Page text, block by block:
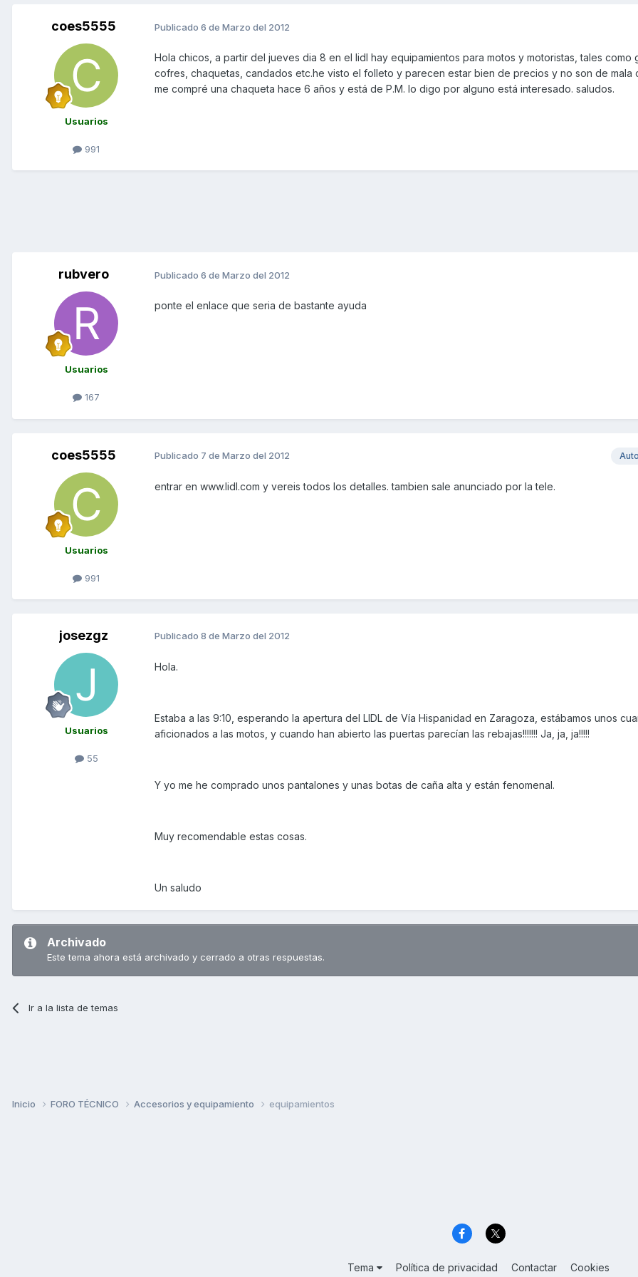
coes5555
Usuarios
991
Publicado 6 de Marzo del 2012
Hola chicos, a partir del jueves dia 8 en el lidl hay equipamientos para motos y motoristas, tales como
cofres, chaquetas, candados etc.he visto el folleto y parecen estar bien de precios y no son de mala
me compré una chaqueta hace 6 años y está de P.M. lo digo por alguno está interesado. saludos.
rubvero
Usuarios
167
Publicado 6 de Marzo del 2012
ponte el enlace que seria de bastante ayuda
coes5555
Usuarios
991
Publicado 7 de Marzo del 2012
entrar en www.lidl.com y vereis todos los detalles. tambien sale anunciado por la tele.
josezgz
Usuarios
55
Publicado 8 de Marzo del 2012
Hola.
Estaba a las 9:10, esperando la apertura del LIDL de Vía Hispanidad en Zaragoza, estábamos unos
aficionados a las motos, y cuando han abierto las puertas parecían las rebajas!!!!!!! Ja, ja, ja!!!!!
Y yo me he comprado unos pantalones y unas botas de caña alta y están fenomenal.
Muy recomendable estas cosas.
Un saludo
Archivado
Este tema ahora está archivado y cerrado a otras respuestas.
Ir a la lista de temas
Inicio FORO TÉCNICO Accesorios y equipamiento equipamientos
Tema Política de privacidad Contactar Cookies